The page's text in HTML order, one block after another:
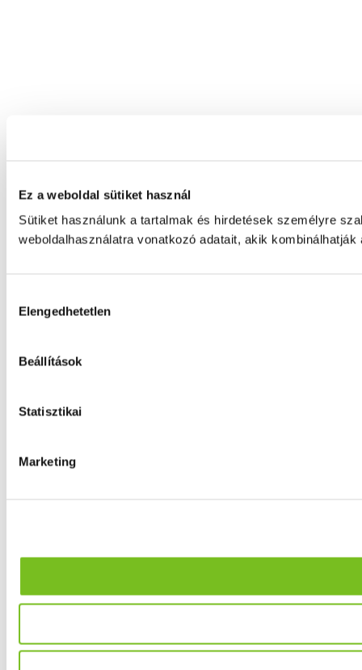
Ez a weboldal sütiket használ
Sütiket használunk a tartalmak és hirdetések személyre
weboldalhasználatra vonatkozó adatait, akik
kiválasztása
Elengedhetetlen
Beállítások
Statisztikai
Marketing